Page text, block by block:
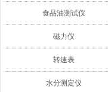
食品油测试仪
磁力仪
转速表
水分测定仪